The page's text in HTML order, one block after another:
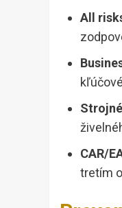
All
CAR/
tretím